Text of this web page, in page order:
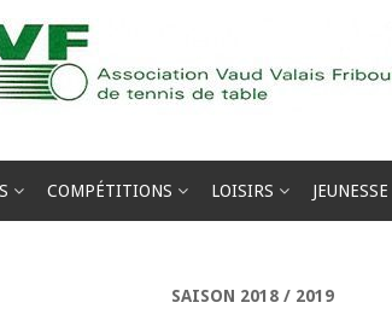
COMPÉTITIONS LOISIRS JEUNESSE
SAISON 2018 / 2019